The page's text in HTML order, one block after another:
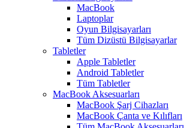
MacBook
Laptoplar
Oyun Bilgisayarları
Tüm Dizüstü Bilgisayarlar
Tabletler
Apple Tabletler
Android Tabletler
Tüm Tabletler
MacBook Aksesuarları
MacBook Şarj Cihazları
MacBook Çanta ve Kılıfları